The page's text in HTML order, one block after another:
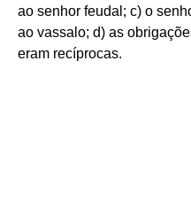
ao senhor feudal; c) o
ao vassalo; d) as
eram recíprocas.